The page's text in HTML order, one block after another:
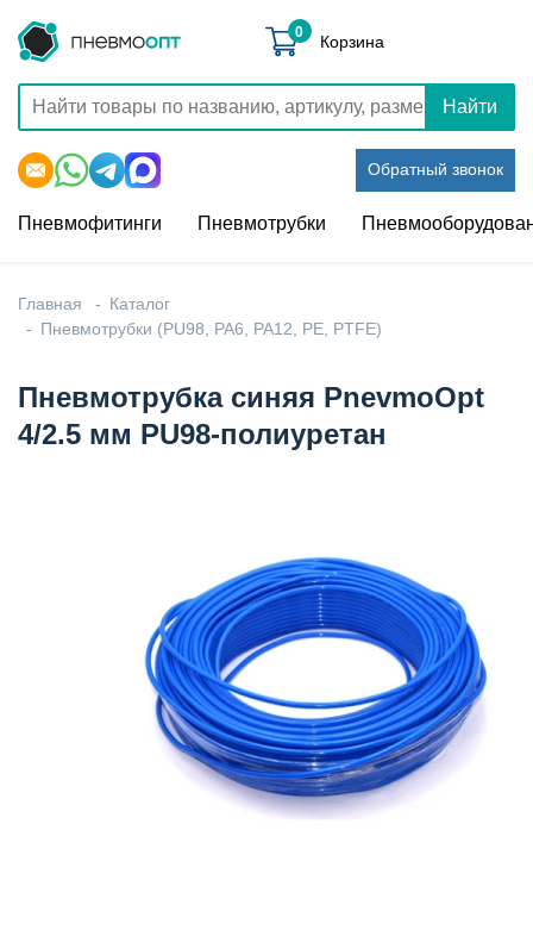
Найти
Обратный звонок
0 Корзина
Пневмофитинги Пневмотрубки
Главная
Каталог
Пневмотрубки (PU98, PA6, PA12, PE, PTFE)
Пневмотрубка синяя PnevmoOpt
4/2.5 мм PU98-полиуретан